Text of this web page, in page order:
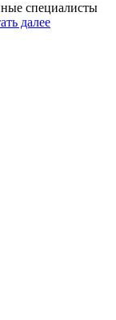
специалисты
далее